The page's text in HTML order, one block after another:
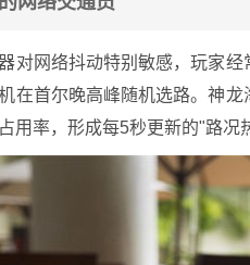
对网络抖动特别敏感，玩家
在首尔晚高峰随机选路。神龙
用率，形成每5秒更新的"路况